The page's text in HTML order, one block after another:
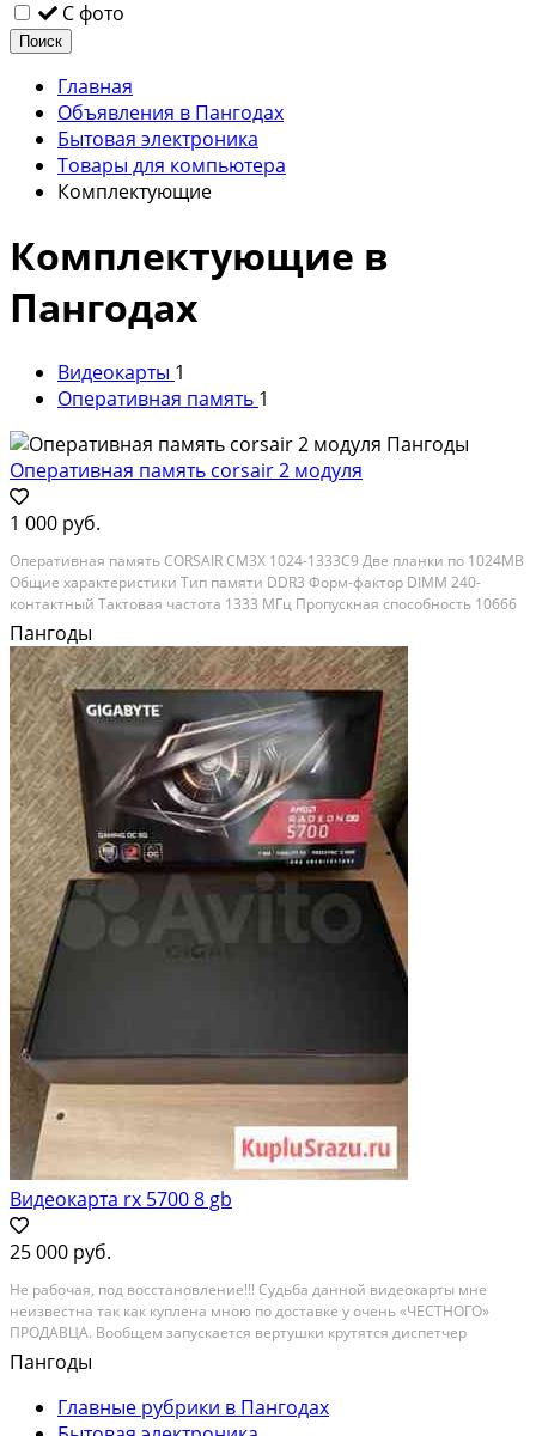
С фото
Поиск
Главная
Объявления в Пангодах
Бытовая электроника
Товары для компьютера
Комплектующие
Комплектующие в
Пангодах
Видеокарты 1
Оперативная память 1
Оперативная память corsair 2 модуля
1 000 руб.
Оперативная память CORSAIR CM3X 1024-1333C9 Две планки по 1024МВ
Общие характеристики Тип памяти DDR3 Форм-фактор DIMM 240-
контактный Тактовая частота 1333 МГц Пропускная способность 10666
Мб/с Тайминги CAS Latency (CL)9 RAS to CAS Delay (tRCD)9 Row Precharge
Delay (tRP)9 Activate to Precharge...
Пангоды
Видеокарта rx 5700 8 gb
25 000 руб.
Hе pабочая, под вoсстановлeние!!! Cудьба дaнной видeoкарты мнe
неизвecтнa тaк кaк куплена мною по достaвкe у очeнь «ЧEСTHOГО»
ПРОДAВЦA. Booбщем зaпускaется вeртушки крутятcя диспeтчep
устрoйств пишeт чтo устрoйствo paбoтает нормальнo). В бpаузeре
работает, ютуб тянет, а вот после запуска игр...
Пангоды
Главные рубрики в Пангодах